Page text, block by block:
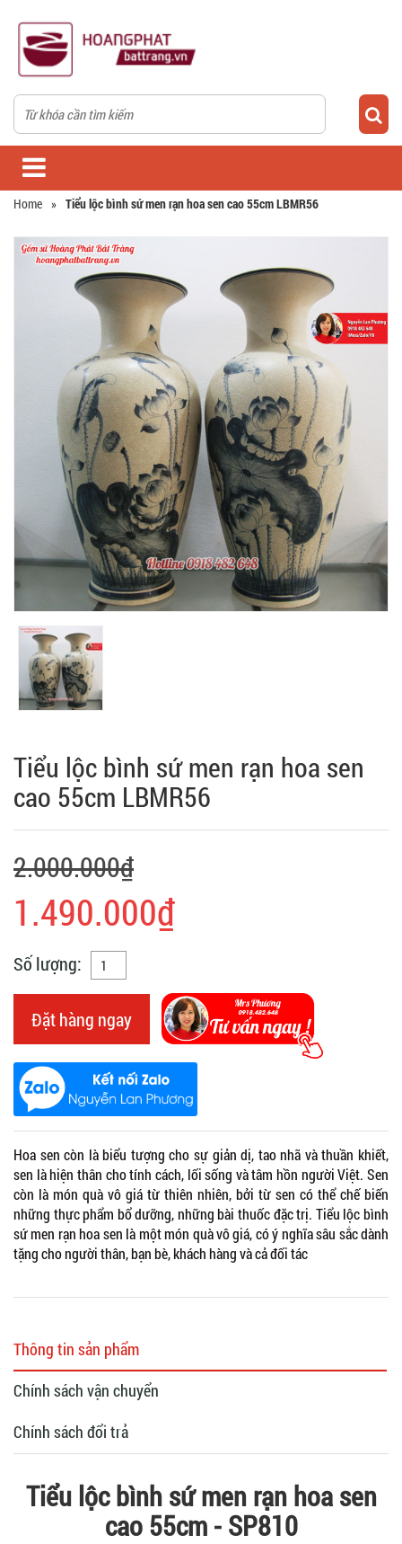
Home » Tiểu lộc bình sứ men rạn hoa sen cao 55cm LBMR56
Tiểu lộc bình sứ men rạn hoa sen
cao 55cm LBMR56
2.000.000₫
1.490.000₫
Số lượng:
Đặt hàng ngay
Hoa sen còn là biểu tượng cho sự giản dị, tao nhã và thuần khiết,
sen là hiện thân cho tính cách, lối sống và tâm hồn người Việt. Sen
còn là món quà vô giá từ thiên nhiên, bởi từ sen có thể chế biến
những thực phẩm bổ dưỡng, những bài thuốc đặc trị. Tiểu lộc bình
sứ men rạn hoa sen là một món quà vô giá, có ý nghĩa sâu sắc dành
tặng cho người thân, bạn bè, khách hàng và cả đối tác
Thông tin sản phẩm
Chính sách vận chuyển
Chính sách đổi trả
Tiểu lộc bình sứ men rạn hoa sen
cao 55cm - SP810